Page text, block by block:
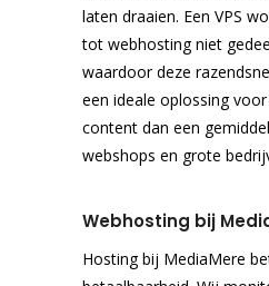
laten draaien. Een VPS
tot webhosting niet
waardoor deze
een ideale oplossing
content dan een
webshops en grote
Webhosting bij
Hosting bij MediaMere